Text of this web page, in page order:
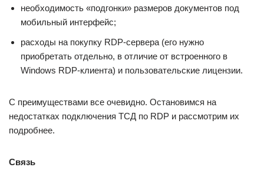
необходимость «подгонки» размеров документов под
мобильный интерфейс;
расходы на покупку RDP-сервера (его нужно
приобретать отдельно, в отличие от встроенного в
Windows RDP-клиента) и пользовательские лицензии.
С преимуществами все очевидно. Остановимся на
недостатках подключения ТСД по RDP и рассмотрим их
подробнее.
Связь